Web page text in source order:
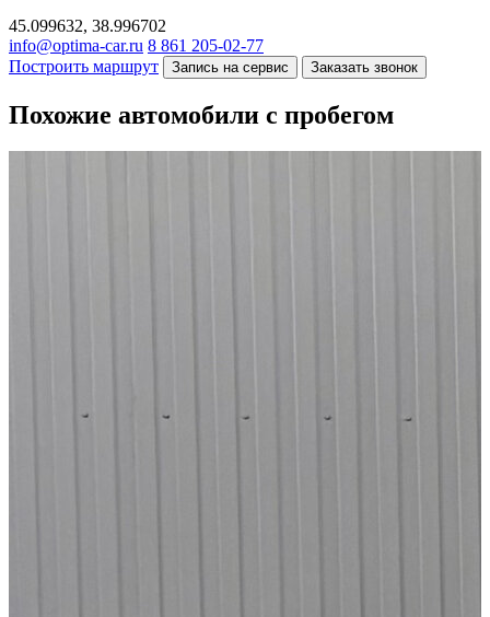
45.099632, 38.996702
info@optima-car.ru 8 861 205-02-77
Построить маршрут
Запись на сервис Заказать звонок
Похожие автомобили с пробегом